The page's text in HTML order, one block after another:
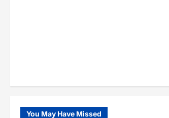
You May Have Missed